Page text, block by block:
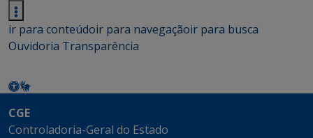
ir para conteúdoir para navegaçãoir para busca
Ouvidoria Transparência
CGE
Controladoria-Geral do Estado